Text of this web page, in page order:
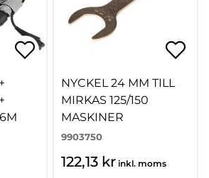
NYCKEL 24 MM TILL
MIRKAS 125/150
MASKINER
9903750
122,13 kr inkl. moms